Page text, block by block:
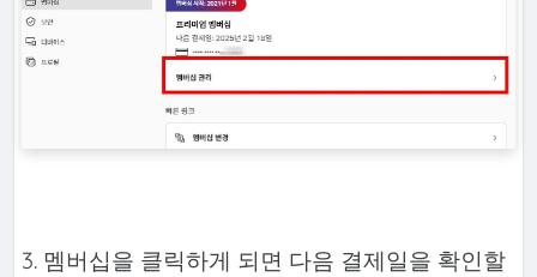
3. 멤버십을 클릭하게 되면 다음 결제일을 확인할